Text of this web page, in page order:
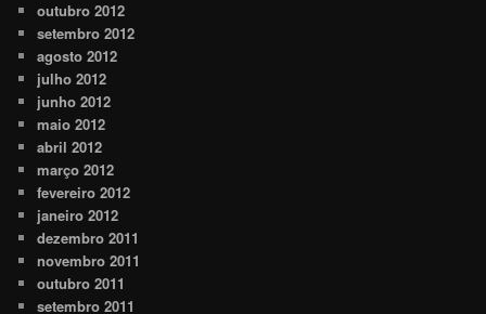
outubro 2012
setembro 2012
agosto 2012
julho 2012
junho 2012
maio 2012
abril 2012
março 2012
fevereiro 2012
janeiro 2012
dezembro 2011
novembro 2011
outubro 2011
setembro 2011